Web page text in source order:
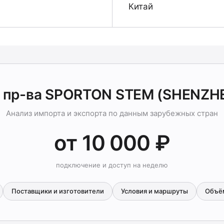
Китай
ва SPORTON STEM
Анализ импорта и экспорта по данным зарубежных стран
от 10 000 ₽
подключение и доступ на неделю
Поставщики и изготовители Условия и маршруты